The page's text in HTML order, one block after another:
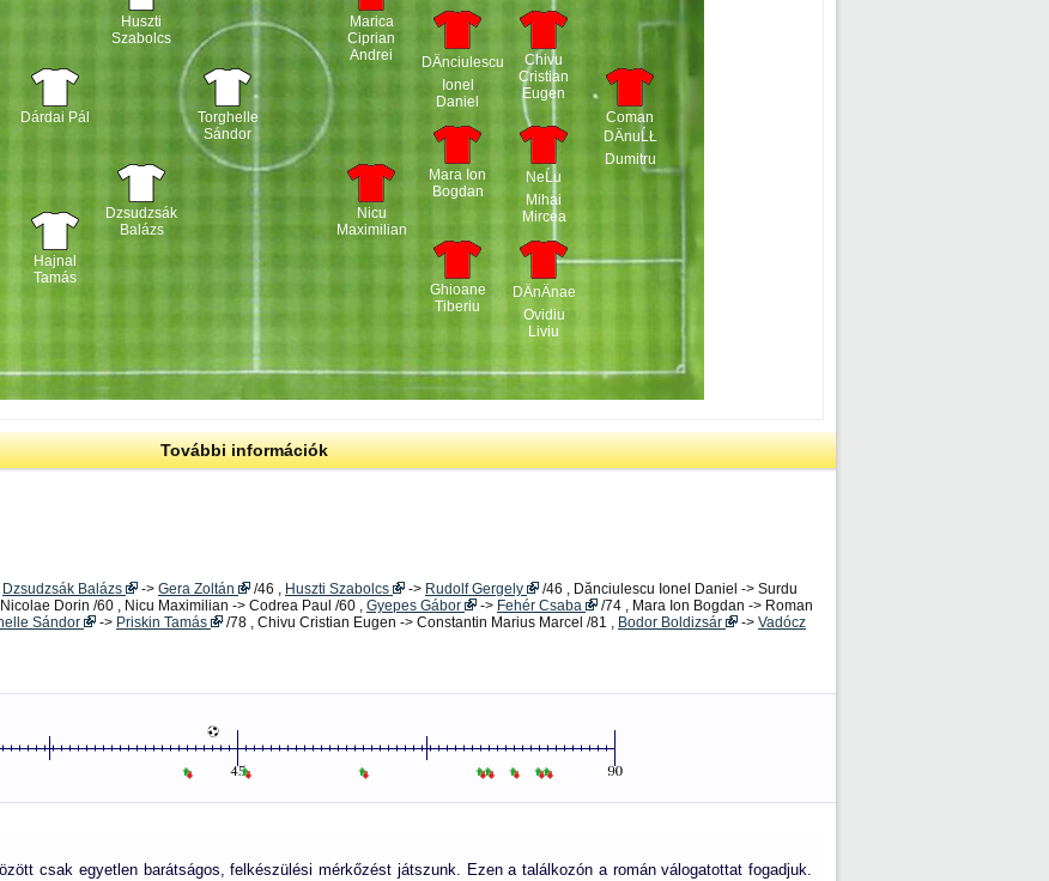
Dárdai Pál
Hajnal
Tamás
Huszti
Szabolcs
Dzsudzsák
Balázs
Torghelle
Sándor
Coman
DÄnuĹŁ
Dumitru
DÄnÄnae
Ovidiu
Liviu
NeĹu
Mihai
Mircea
Chivu
Cristian
Eugen
Ghioane
Tiberiu
Mara Ion
Bogdan
DÄnciulescu
Ionel
Daniel
Nicu
Maximilian
Marica
Ciprian
Andrei
További információk
Dzsudzsák Balázs -> Gera Zoltán /46 , Huszti Szabolcs -> Rudolf Gergely
/46 , Dănciulescu Ionel Daniel -> Surdu
Dorin /60 , Nicu Maximilian -> Codrea Paul /60 , Gyepes Gábor -> Fehér Csaba
/74 , Mara Ion Bogdan -> Roman
Sándor -> Priskin Tamás /78 , Chivu Cristian Eugen -> Constantin Marius Marcel /81 , Bodor Boldizsár -> Vadócz
csak egyetlen barátságos, felkészülési mérkőzést játszunk. Ezen a találkozón a román válogatottat fogadjuk.